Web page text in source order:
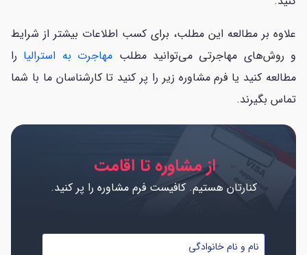
علاوه بر مطالعه این مطلب، برای کسب اطلاعات بیشتر از شرایط
و روش‌های مهاجرتی می‌توانید مطلب مهاجرت به استرالیا را
مطالعه کنید یا فرم مشاوره زیر را پر کنید تا کارشناسان ما با شما
تماس بگیرند.
از مشاوره تا اقامت
کنارتان هستیم. کافیست فرم مشاوره را پر کنید.
نام